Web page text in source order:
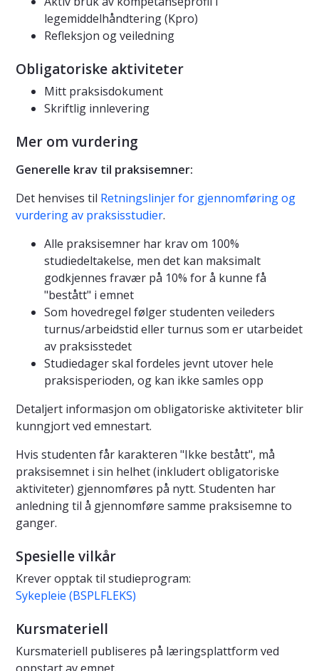
legemiddelhåndtering (Kpro)
Refleksjon og veiledning
Obligatoriske aktiviteter
Mitt praksisdokument
Skriftlig innlevering
Mer om vurdering
Generelle krav til praksisemner:
Det henvises til Retningslinjer for gjennomføring og
vurdering av praksisstudier.
Alle praksisemner har krav om 100%
studiedeltakelse, men det kan maksimalt
godkjennes fravær på 10% for å kunne få
"bestått" i emnet
Som hovedregel følger studenten veileders
turnus/arbeidstid eller turnus som er utarbeidet
av praksisstedet
Studiedager skal fordeles jevnt utover hele
praksisperioden, og kan ikke samles opp
Detaljert informasjon om obligatoriske aktiviteter blir
kunngjort ved emnestart.
Hvis studenten får karakteren "Ikke bestått", må
praksisemnet i sin helhet (inkludert obligatoriske
aktiviteter) gjennomføres på nytt. Studenten har
anledning til å gjennomføre samme praksisemne to
ganger.
Spesielle vilkår
Krever opptak til studieprogram:
Sykepleie (BSPLFLEKS)
Kursmateriell
Kursmateriell publiseres på læringsplattform ved